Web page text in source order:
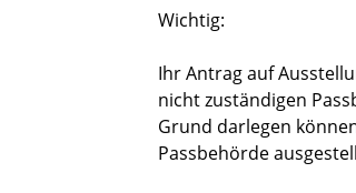
Wichtig:
Ihr Antrag auf
nicht zuständigen
Grund darlegen
Passbehörde